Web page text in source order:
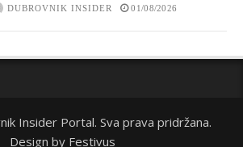
DUBROVNIK INSIDER 01/08/2026
Insider Portal. Sva prava pridržana.
Design by Festivus